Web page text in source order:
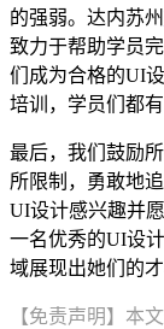
的强弱。达内苏州
致力于帮助学员
们成为合格的UI
培训，学员们都
最后，我们鼓励
所限制，勇敢地
UI设计感兴趣并
一名优秀的UI设
域展现出她们的才
【免责声明】本